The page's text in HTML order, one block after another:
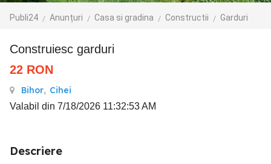
Publi24 Anunțuri Casa si gradina Constructii Garduri
Construiesc garduri
22 RON
Bihor, Cihei
Valabil din 7/18/2026 11:32:53 AM
Descriere